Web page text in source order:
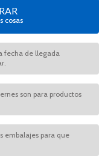
cosas
fecha de llegada
son para productos
embalajes para que